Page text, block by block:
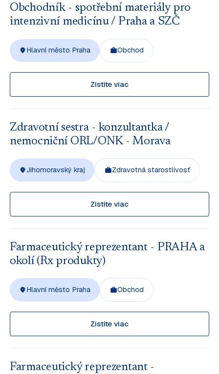
Obchodník - spotřební materiály pro
intenzivní medicínu / Praha a SZČ
Hlavní město Praha Obchod
Zistite viac
Zdravotní sestra - konzultantka /
nemocniční ORL/ONK - Morava
Jihomoravský kraj Zdravotná starostlivosť
Zistite viac
Farmaceutický reprezentant - PRAHA a
okolí (Rx produkty)
Hlavní město Praha Obchod
Zistite viac
Farmaceutický reprezentant -